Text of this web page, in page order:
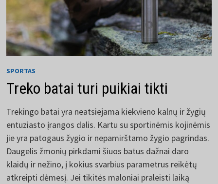
SPORTAS
Treko batai turi puikiai tikti
Trekingo batai yra neatsiejama kiekvieno kalnų ir žygių
entuziasto įrangos dalis. Kartu su sportinėmis kojinėmis
jie yra patogaus žygio ir nepamirštamo žygio pagrindas.
Daugelis žmonių pirkdami šiuos batus dažnai daro
klaidų ir nežino, į kokius svarbius parametrus reikėtų
atkreipti dėmesį. Jei tikitės maloniai praleisti laiką